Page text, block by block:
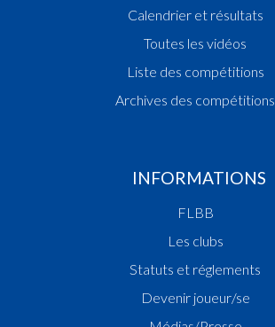
Calendrier et résultats
Toutes les vidéos
Liste des compétitions
Archives des compétitions
INFORMATIONS
FLBB
Les clubs
Statuts et réglements
Devenir joueur/se